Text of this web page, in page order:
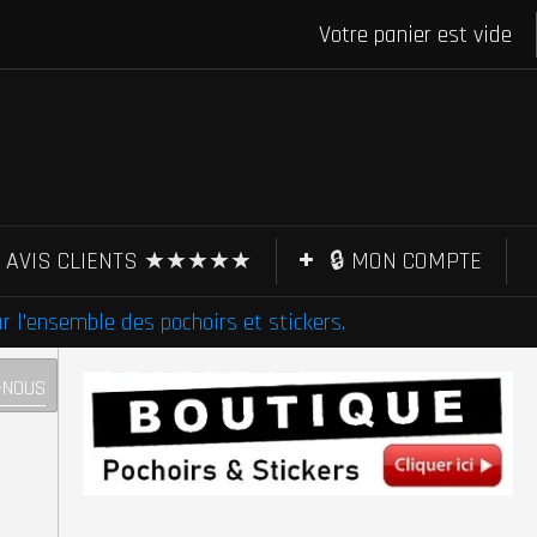
Votre panier est vide
AVIS CLIENTS ★★★★★
🔒 MON COMPTE
l'ensemble des pochoirs et stickers.